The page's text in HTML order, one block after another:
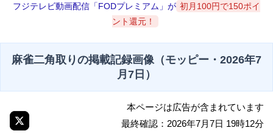
フジテレビ動画配信「FODプレミアム」が 初月100円で150ポイ
ント還元！
麻雀二角取りの掲載記録画像（モッピー・2026年7
月7日）
本ページは広告が含まれています
最終確認：2026年7月7日 19時12分